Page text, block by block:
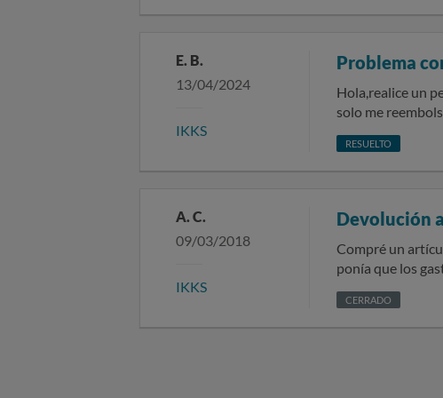
devolución del
claredad en el
E. B.
13/04/2024
IKKS
Problema
Hola,realice un
solo me
solo habian
tanto tenian que
RESUELTO
A. C.
09/03/2018
IKKS
Devolución
Compré un
ponía que los
tienda, que he
CERRADO